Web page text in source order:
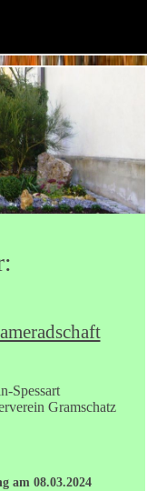
Spessart
Gramschatz
am 08.03.2024